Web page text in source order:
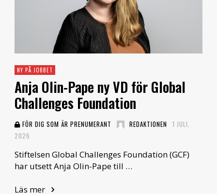
NY PÅ JOBBET
Anja Olin-Pape ny VD för Global
Challenges Foundation
FÖR DIG SOM ÄR PRENUMERANT REDAKTIONEN 1 JULI,
2026
Stiftelsen Global Challenges Foundation (GCF)
har utsett Anja Olin-Pape till …
Läs mer